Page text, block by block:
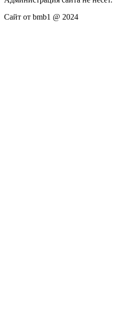
Сайт от bmb1 @ 2024